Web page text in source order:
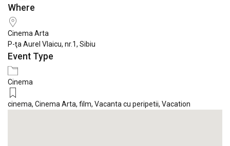
Download ICS
Where
Cinema Arta
P-ţa Aurel Vlaicu, nr.1, Sibiu
Event Type
Cinema
cinema, Cinema Arta, film, Vacanta cu peripetii, Vacation